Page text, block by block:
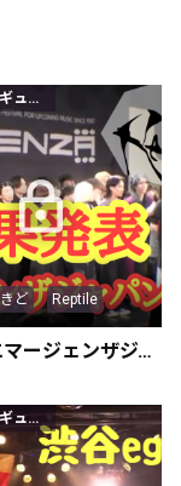
榎戸軍団レギュラー会員以上
ど Reptile
Reptileエマージェンザジャパン結果発表
榎戸軍団レギュラー会員以上